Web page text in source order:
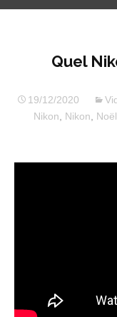
Quel
19/12/2020
Nikon
Nikon Noël